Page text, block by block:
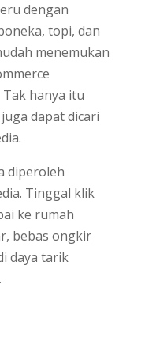
dengan
topi, dan
menemukan
hanya itu
dapat dicari
diperoleh
Tinggal klik
ke rumah
bebas ongkir
daya tarik